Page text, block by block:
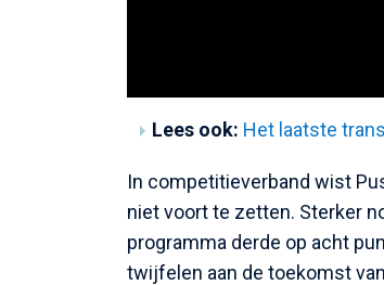
Lees ook: Het laatste
In competitieverband wist
niet voort te zetten. Sterker
programma derde op acht
twijfelen aan de toekomst